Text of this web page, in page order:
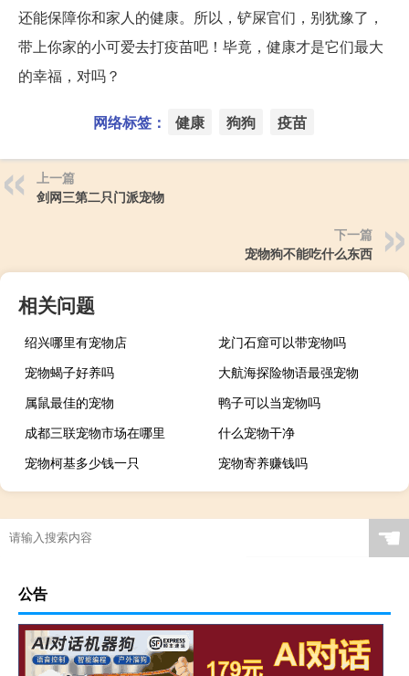
还能保障你和家人的健康。所以，铲屎官们，别犹豫了，
带上你家的小可爱去打疫苗吧！毕竟，健康才是它们最大
的幸福，对吗？
网络标签： 健康 狗狗 疫苗
上一篇
剑网三第二只门派宠物
下一篇
宠物狗不能吃什么东西
相关问题
绍兴哪里有宠物店
龙门石窟可以带宠物吗
宠物蝎子好养吗
大航海探险物语最强宠物
属鼠最佳的宠物
鸭子可以当宠物吗
成都三联宠物市场在哪里
什么宠物干净
宠物柯基多少钱一只
宠物寄养赚钱吗
☚
公告